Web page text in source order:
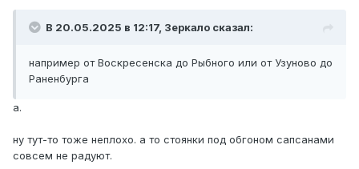
В 20.05.2025 в 12:17, Зеркало сказал:
например от Воскресенска до Рыбного или от Узуново до
Раненбурга
а.
ну тут-то тоже неплохо. а то стоянки под обгоном сапсанами
совсем не радуют.